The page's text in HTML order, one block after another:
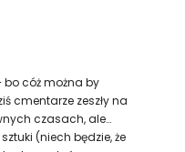
cóż można by
cmentarze zeszły na
czasach, ale…
(niech będzie, że